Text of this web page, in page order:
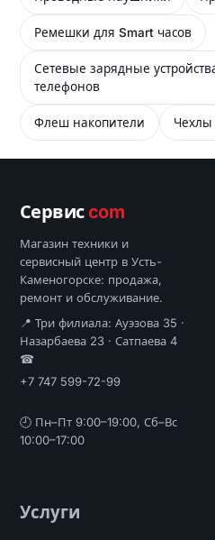
Ремешки для Smart часов
Сетевые зарядные
телефонов
Флеш накопители Чехлы
Сервисcom
Магазин техники и
сервисный центр в Усть-
Каменогорске: продажа,
ремонт и обслуживание.
📍 Три филиала: Ауэзова 35 ·
Назарбаева 23 · Сатпаева 4
☎
+7 747 599-72-99
🕘 Пн–Пт 9:00–19:00, Сб–Вс
10:00–17:00
Услуги